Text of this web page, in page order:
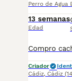
Perro de Agua
13 semanas
Edad
Criador
Cádiz, Cádiz